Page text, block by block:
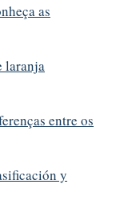
as
laranja
entre os
y